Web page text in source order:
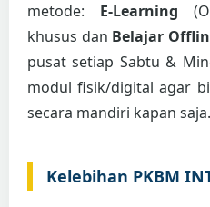
metode: E-Learning
khusus dan Belajar
pusat setiap Sabtu &
modul fisik/digital agar
secara mandiri kapan saja.
Kelebihan PKBM